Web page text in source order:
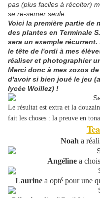
pas (plus faciles à récolter)
se re-semer seule.
Voici la première partie de
des plantes en Terminale
sera un exemple
le tête de l'ordi à mes
réaliser et photographier
Merci donc à mes zozos
d'avoir si bien joué le jeu
lycée Woillez) !
Le résultat est extra et la
fait les choses : la preuve en
Noah a
Angélinea
Laurine a opté pour une